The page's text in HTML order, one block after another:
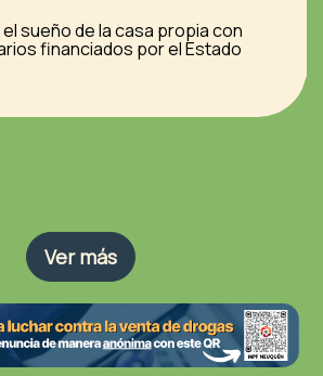
sueño de la casa propia con
financiados por el Estado
Ver más